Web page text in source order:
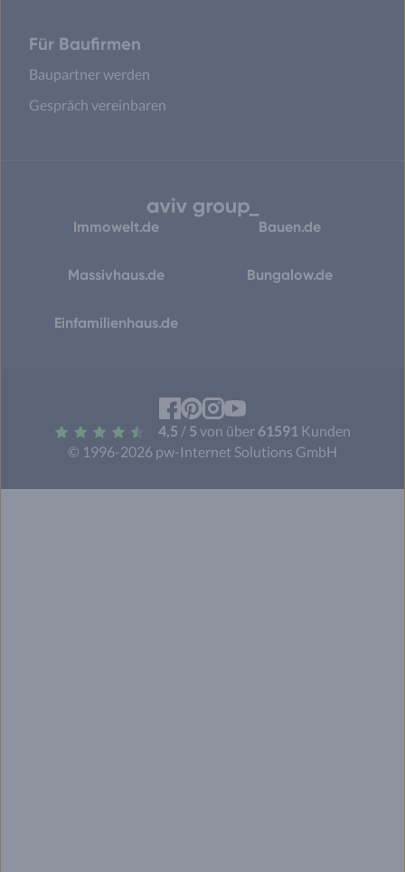
Für Baufirmen
Baupartner werden
Gespräch vereinbaren
Immowelt.de Bauen.de
Massivhaus.de Bungalow.de
Einfamilienhaus.de
© 1996-2026 pw-Internet Solutions GmbH
4,5 / 5 von über 61591 Kunden
Facebook
Pinterest
Instagram